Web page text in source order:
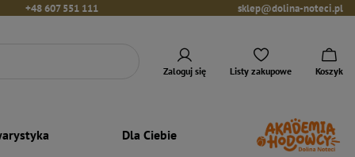
+48 607 551 111 sklep@dolina-noteci.pl
Zaloguj się Listy zakupowe Koszyk
Dla Ciebie